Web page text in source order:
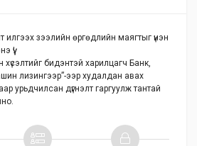
илгээх зээлийн өргөдлийн маягтыг үнэн
үү!
бидэнтэй харилцагч Банк,
лизингээр”-ээр худалдан авах
урьдчилсан дүгнэлт гаргуулж тантай